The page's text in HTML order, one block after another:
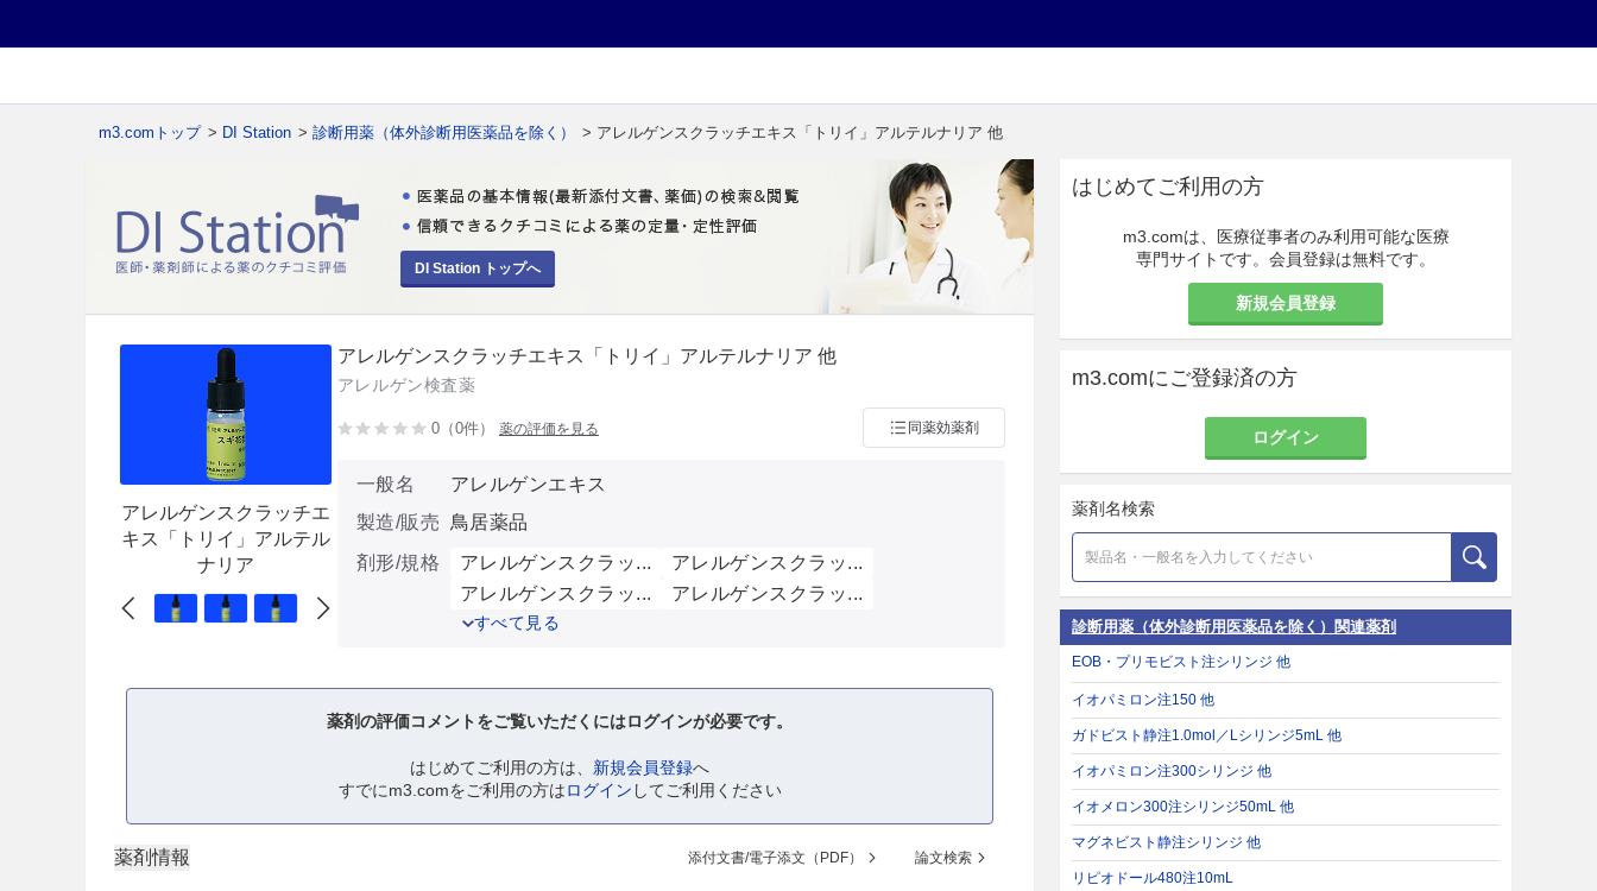
m3.comトップ > DI Station > 診断用薬（体外診断用医薬品を除く） > アレルゲンスクラッチエキス「トリイ」アルテルナリア 他
DI Station トップへ
アレルゲンスクラッチエ
キス「トリイ」アルテル
ナリア
アレルゲンスクラッチエキス「トリイ」アルテルナリア 他
アレルゲン検査薬
0（0件） 薬の評価を見る 同薬効薬剤
一般名
アレルゲンエキス
製造/販売
鳥居薬品
剤形/規格
アレルゲンスクラッ...
アレルゲンスクラッ...
アレルゲンスクラッ...
アレルゲンスクラッ...
すべて見る
薬剤の評価コメントをご覧いただくにはログインが必要です。
はじめてご利用の方は、 新規会員登録へ
すでにm3.comをご利用の方はログイン してご利用ください
薬剤情報 添付文書/電子添文（PDF） 論文検索
はじめてご利用の方
m3.comは、医療従事者のみ利用可能な医療
専門サイトです。会員登録は無料です。
新規会員登録
m3.comにご登録済の方
ログイン
薬剤名検索
診断用薬（体外診断用医薬品を除く）関連薬剤
EOB・プリモビスト注シリンジ 他
イオパミロン注150 他
ガドビスト静注1.0mol／Lシリンジ5mL 他
イオパミロン注300シリンジ 他
イオメロン300注シリンジ50mL 他
マグネビスト静注シリンジ 他
リピオドール480注10mL